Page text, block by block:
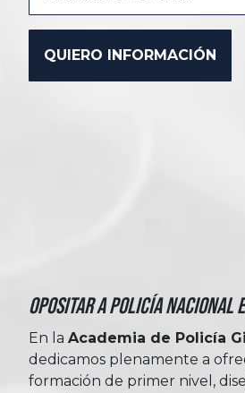
Opositar a Policía Nacional
En la Academia de Policía
dedicamos plenamente a
formación de primer nivel,